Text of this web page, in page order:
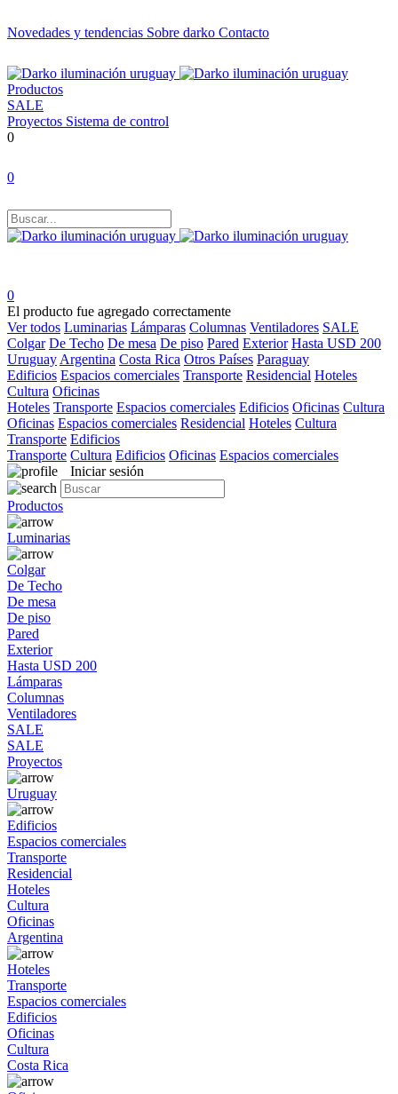
Novedades y tendencias Sobre darko Contacto
Productos
SALE
Proyectos Sistema de control
0
0
0
El producto fue agregado correctamente
Ver todos Luminarias Lámparas Columnas Ventiladores SALE
Colgar De Techo De mesa De piso Pared Exterior Hasta USD 200
Uruguay Argentina Costa Rica Otros Países Paraguay
Edificios Espacios comerciales Transporte Residencial Hoteles
Cultura Oficinas
Hoteles Transporte Espacios comerciales Edificios Oficinas Cultura
Oficinas Espacios comerciales Residencial Hoteles Cultura
Transporte Edificios
Transporte Cultura Edificios Oficinas Espacios comerciales
Iniciar sesión
Productos
Luminarias
Colgar
De Techo
De mesa
De piso
Pared
Exterior
Hasta USD 200
Lámparas
Columnas
Ventiladores
SALE
SALE
Proyectos
Uruguay
Edificios
Espacios comerciales
Transporte
Residencial
Hoteles
Cultura
Oficinas
Argentina
Hoteles
Transporte
Espacios comerciales
Edificios
Oficinas
Cultura
Costa Rica